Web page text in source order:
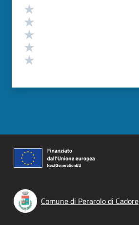
Valutazione
Comune di Perarolo di Cadore